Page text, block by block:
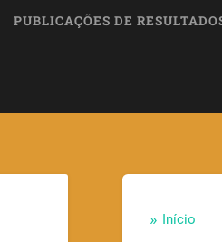
PUBLICAÇÕES DE
Início